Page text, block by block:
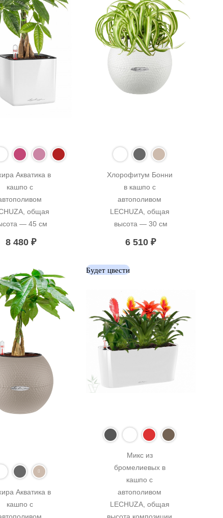
Акватика в
кашпо с
общая
— 45 см
8 480 ₽
Хлорофитум Бонни
в кашпо с
автополивом
LECHUZA, общая
высота — 30 см
6 510₽
Акватика в
кашпо с
Будет цвести
Микс из
бромелиевых в
кашпо с
автополивом
LECHUZA, общая